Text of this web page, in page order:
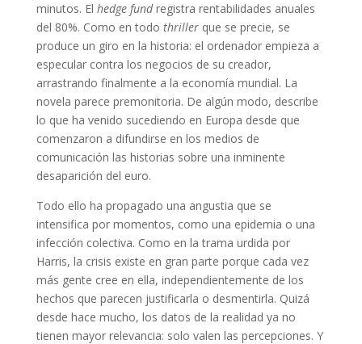
minutos. El hedge fundregistra rentabilidades anuales
del 80%. Como en todo thrillerque se precie, se
produce un giro en la historia: el ordenador empieza a
especular contra los negocios de su creador,
arrastrando finalmente a la economía mundial. La
novela parece premonitoria. De algún modo, describe
lo que ha venido sucediendo en Europa desde que
comenzaron a difundirse en los medios de
comunicación las historias sobre una inminente
desaparición del euro.
Todo ello ha propagado una angustia que se
intensifica por momentos, como una epidemia o una
infección colectiva. Como en la trama urdida por
Harris, la crisis existe en gran parte porque cada vez
más gente cree en ella, independientemente de los
hechos que parecen justificarla o desmentirla. Quizá
desde hace mucho, los datos de la realidad ya no
tienen mayor relevancia: solo valen las percepciones. Y